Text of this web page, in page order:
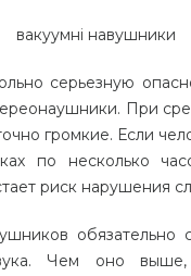
серьезную
При
громкие. Если
по несколько
риск нарушения
обязательно
Чем оно